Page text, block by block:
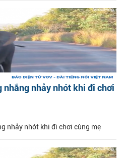
nhắng nhảy nhót khi đi chơi
nhảy nhót khi đi chơi cùng mẹ